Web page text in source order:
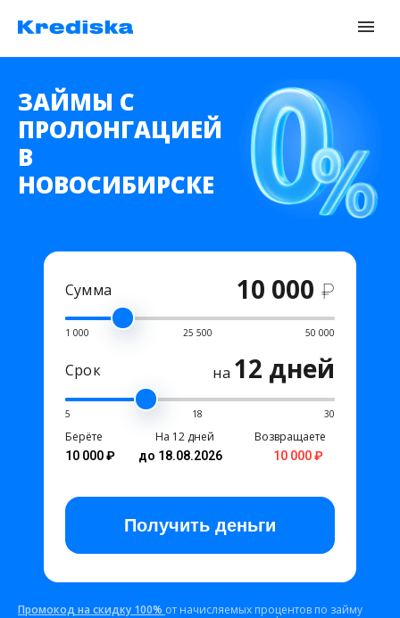
ЗАЙМЫ С
ПРОЛОНГАЦИЕЙ
В
НОВОСИБИРСКЕ
Сумма 10 000 ₽
1 000 25 500 50 000
Срок на 12 дней
5 18 30
Берёте
10 000 ₽
На 12 дней
до 18.08.2026
Возвращаете
10 000 ₽
Получить деньги
Промокод на скидку 100% от начисляемых процентов по займу